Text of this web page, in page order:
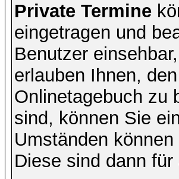
Private Termine
eingetragen und
Benutzer
erlauben Ihnen,
Onlinetagebuch zu
sind, können Sie
Umständen
Diese sind dann